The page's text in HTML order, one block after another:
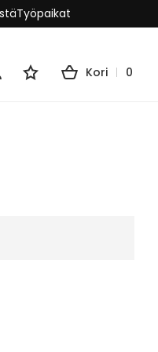
Työpaikat
tili
ToivelistaKori 0